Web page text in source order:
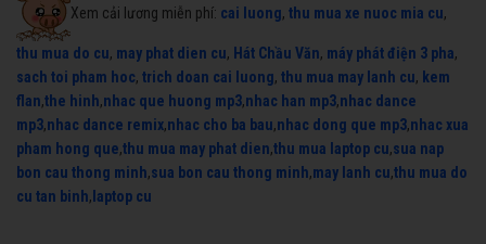
Xem cải lương miễn phí: cai luong, thu mua xe nuoc mia cu,
thu mua do cu, may phat dien cu, Hát Chầu Văn, máy phát điện 3 pha,
sach toi pham hoc, trich doan cai luong, thu mua may lanh cu, kem
flan,the hinh,nhac que huong mp3,nhac han mp3,nhac dance
mp3,nhac dance remix,nhac cho ba bau,nhac dong que mp3,nhac xua
pham hong que,thu mua may phat dien,thu mua laptop cu,sua nap
bon cau thong minh,sua bon cau thong minh,may lanh cu,thu mua do
cu tan binh, laptop cu